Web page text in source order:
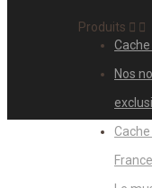
Produits  
Nos
France